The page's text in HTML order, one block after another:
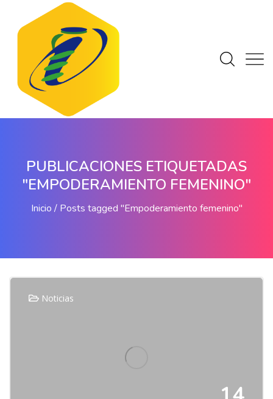
PUBLICACIONES ETIQUETADAS
"EMPODERAMIENTO FEMENINO"
Inicio Posts tagged "Empoderamiento femenino"
Noticias